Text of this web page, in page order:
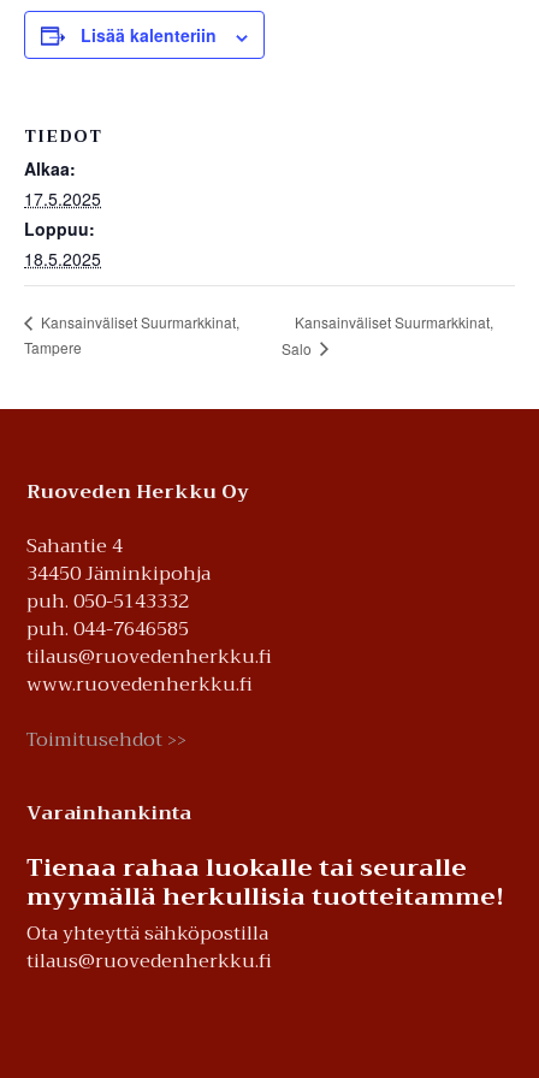
Lisää kalenteriin
TIEDOT
Alkaa:
17.5.2025
Loppuu:
18.5.2025
Kansainväliset Suurmarkkinat,
Tampere
Kansainväliset Suurmarkkinat,
Salo
Footer
Ruoveden Herkku Oy
Sahantie 4
34450 Jäminkipohja
puh. 050-5143332
puh. 044-7646585
tilaus@ruovedenherkku.fi
www.ruovedenherkku.fi
Toimitusehdot >>
Varainhankinta
Tienaa rahaa luokalle tai seuralle
myymällä herkullisia tuotteitamme!
Ota yhteyttä sähköpostilla
tilaus@ruovedenherkku.fi